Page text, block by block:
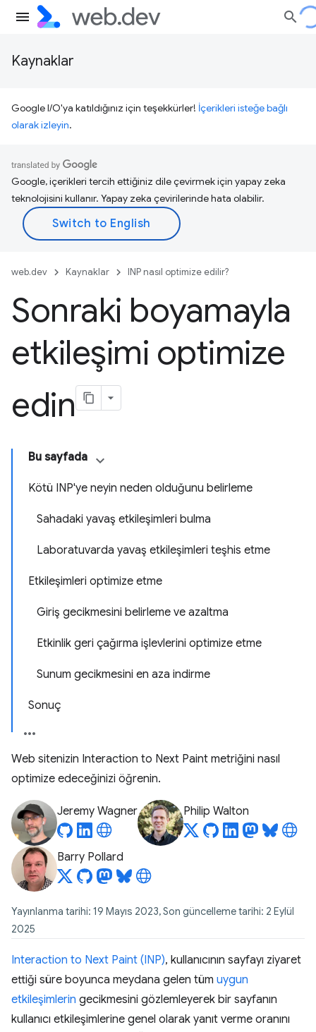
Kaynaklar
Google I/O'ya katıldığınız için teşekkürler! İçerikleri isteğe bağlı
olarak izleyin.
Google, içerikleri tercih ettiğiniz dile çevirmek için yapay zeka
teknolojisini kullanır. Yapay zeka çevirilerinde hata olabilir.
web.dev Kaynaklar INP nasıl optimize edilir?
Sonraki boyamayla
etkileşimi optimize
edin
Bu sayfada
Kötü INP'ye neyin neden olduğunu belirleme
Sahadaki yavaş etkileşimleri bulma
Laboratuvarda yavaş etkileşimleri teşhis etme
Etkileşimleri optimize etme
Giriş gecikmesini belirleme ve azaltma
Etkinlik geri çağırma işlevlerini optimize etme
Sunum gecikmesini en aza indirme
Sonuç
Web sitenizin Interaction to Next Paint metriğini nasıl
optimize edeceğinizi öğrenin.
Jeremy Wagner Philip Walton
Barry Pollard
Yayınlanma tarihi: 19 Mayıs 2023, Son güncelleme tarihi: 2 Eylül
2025
Interaction to Next Paint (INP), kullanıcının sayfayı ziyaret
ettiği süre boyunca meydana gelen tüm uygun
etkileşimlerin gecikmesini gözlemleyerek bir sayfanın
kullanıcı etkileşimlerine genel olarak yanıt verme oranını